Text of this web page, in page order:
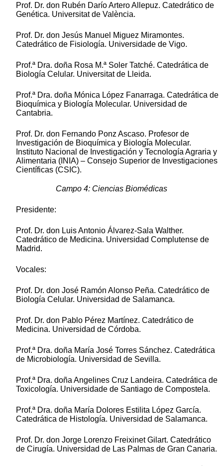
Prof. Dr. don Rubén Darío Artero Allepuz. Catedrático de
Genética. Universitat de València.
Prof. Dr. don Jesús Manuel Miguez Miramontes.
Catedrático de Fisiología. Universidade de Vigo.
Prof.ª Dra. doña Rosa M.ª Soler Tatché. Catedrática de
Biología Celular. Universitat de Lleida.
Prof.ª Dra. doña Mónica López Fanarraga. Catedrática de
Bioquímica y Biología Molecular. Universidad de
Cantabria.
Prof. Dr. don Fernando Ponz Ascaso. Profesor de
Investigación de Bioquímica y Biología Molecular.
Instituto Nacional de Investigación y Tecnología Agraria y
Alimentaria (INIA) – Consejo Superior de Investigaciones
Científicas (CSIC).
Campo 4: Ciencias Biomédicas
Presidente:
Prof. Dr. don Luis Antonio Álvarez-Sala Walther.
Catedrático de Medicina. Universidad Complutense de
Madrid.
Vocales:
Prof. Dr. don José Ramón Alonso Peña. Catedrático de
Biología Celular. Universidad de Salamanca.
Prof. Dr. don Pablo Pérez Martínez. Catedrático de
Medicina. Universidad de Córdoba.
Prof.ª Dra. doña María José Torres Sánchez. Catedrática
de Microbiología. Universidad de Sevilla.
Prof.ª Dra. doña Angelines Cruz Landeira. Catedrática de
Toxicología. Universidade de Santiago de Compostela.
Prof.ª Dra. doña María Dolores Estilita López García.
Catedrática de Histología. Universidad de Salamanca.
Prof. Dr. don Jorge Lorenzo Freixinet Gilart. Catedrático
de Cirugía. Universidad de Las Palmas de Gran Canaria.